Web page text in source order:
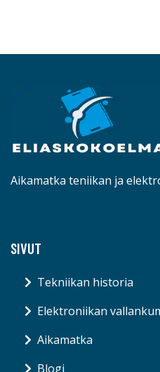
Aikamatka teniikan ja
SIVUT
Tekniikan historia
Elektroniikan
Aikamatka
Blogi